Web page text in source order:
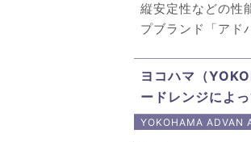
縦安定性などの性
プブランド「アド
ヨコハマ（
ードレンジによ
YOKOHAMA ADVAN